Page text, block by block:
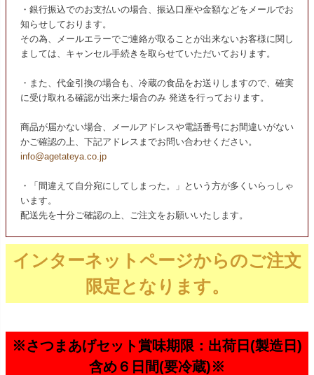
・銀行振込でのお支払いの場合、振込口座や金額などをメールでお
知らせしております。
その為、メールエラーでご連絡が取ることが出来ないお客様に関し
ましては、キャンセル手続きを取らせていただいております。
・また、代金引換の場合も、冷蔵の食品をお送りしますので、確実
に受け取れる確認が出来た場合のみ 発送を行っております。
商品が届かない場合、メールアドレスや電話番号にお間違いがない
かご確認の上、下記アドレスまでお問い合わせください。
info@agetateya.co.jp
・「間違えて自分宛にしてしまった。」という方が多くいらっしゃ
います。
配送先を十分ご確認の上、ご注文をお願いいたします。
インターネットページからのご注文
限定となります。
※さつまあげセット賞味期限：出荷日(製造日)
含め６日間(要冷蔵)※